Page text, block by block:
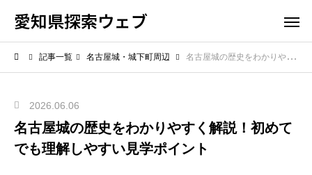
愛知県探索ウェブ
記事一覧 名古屋城・城下町周辺 名古屋城の歴史をわかりやすく解説！初めてでも理解しやすい見学ポイント
2026.06.06
名古屋城の歴史をわかりやすく解説！初めて
でも理解しやすい見学ポイント